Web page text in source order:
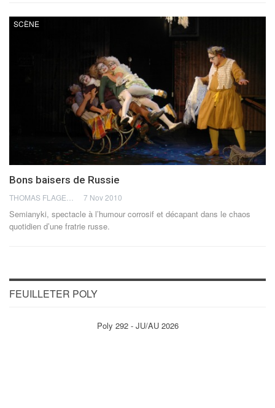
SCÈNE
Bons baisers de Russie
7 Nov 2010
Semianyki, spectacle à l’humour corrosif et décapant dans le chaos
quotidien d’une fratrie russe.
FEUILLETER POLY
Poly 292 - JU/AU 2026